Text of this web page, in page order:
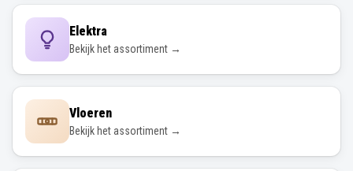
Elektra
Bekijk het assortiment →
Vloeren
Bekijk het assortiment →